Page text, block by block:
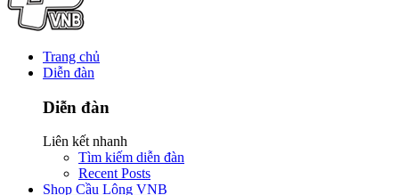
Trang chủ
Diễn đàn
Diễn đàn
Liên kết nhanh
Tìm kiếm diễn đàn
Recent Posts
Shop Cầu Lông VNB